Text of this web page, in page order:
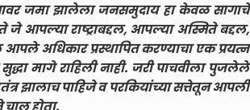
जमा झालेला जनसमुदाय हा केवळ सागाचे
आपल्या राष्ट्राबद्दल, आपल्या अस्मिते बद्दल,
अधिकार प्रस्थापित करण्याचा एक प्रयत्न
मागे राहिली नाही. जरी पाचवीला पुजलेले
झालाच पाहिजे व परकियांच्या सत्तेतून आपली
चालू होता.